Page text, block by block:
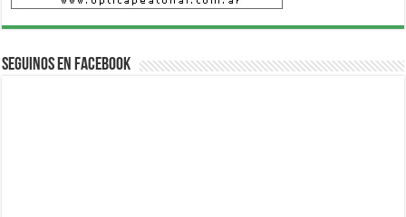
Seguinos en Facebook